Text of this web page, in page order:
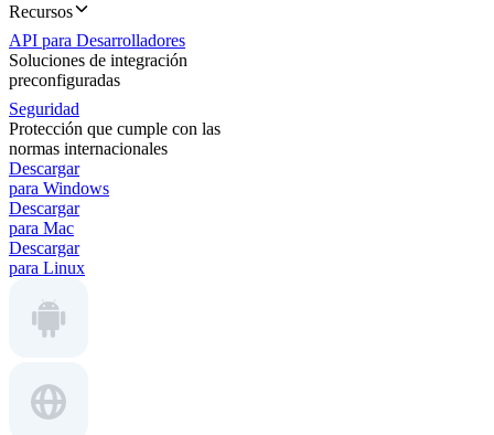
Recursos
API para Desarrolladores
Soluciones de integración
preconfiguradas
Seguridad
Protección que cumple con las
normas internacionales
Descargar
para Windows
Descargar
para Mac
Descargar
para Linux